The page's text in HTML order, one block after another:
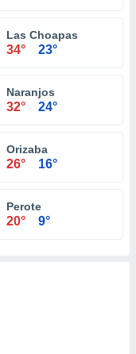
Las Choapas
34° 23°
Naranjos
32° 24°
Orizaba
26° 16°
Perote
20° 9°